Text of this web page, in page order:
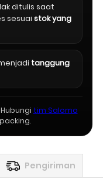
ditulis saat
sesuai stok yang
tanggung
tim Salomo
Pengiriman